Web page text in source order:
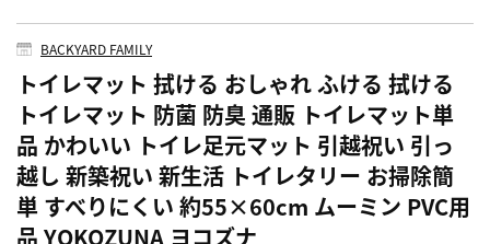
BACKYARD FAMILY
トイレマット 拭ける おしゃれ ふける 拭ける
トイレマット 防菌 防臭 通販 トイレマット単
品 かわいい トイレ足元マット 引越祝い 引っ
越し 新築祝い 新生活 トイレタリー お掃除簡
単 すべりにくい 約55×60cm ムーミン PVC用
品 YOKOZUNA ヨコズナ